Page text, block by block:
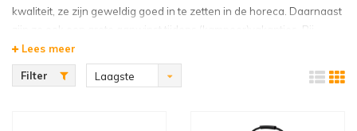
kwaliteit, ze zijn geweldig goed in te zetten in de horeca. Daarnaast
zijn ze ook een grote aanwinst tijdens (kampeer)vakanties. Bij
Horeca Traders kiest u uit een groot assortiment Dometic
koelboxen. Er zijn meer dan dertig modellen!
De keuze uit koelboxen van het merk Dometic is groot én
Lees meer
Filter
Laagste